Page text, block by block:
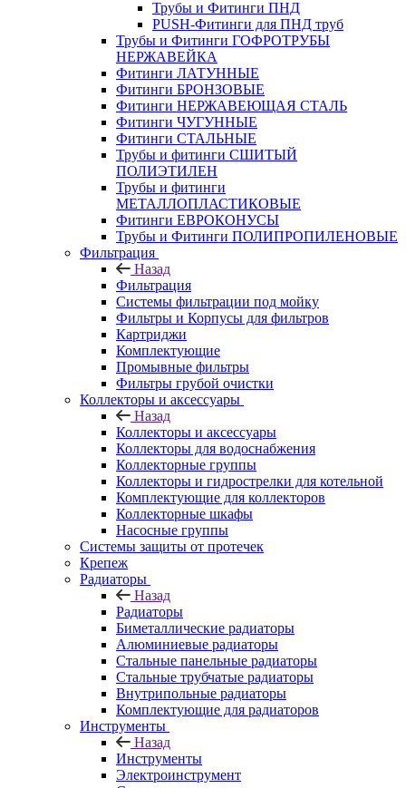
Трубы и Фитинги ПНД
PUSH-Фитинги для ПНД труб
Трубы и Фитинги ГОФРОТРУБЫ
НЕРЖАВЕЙКА
Фитинги ЛАТУННЫЕ
Фитинги БРОНЗОВЫЕ
Фитинги НЕРЖАВЕЮЩАЯ СТАЛЬ
Фитинги ЧУГУННЫЕ
Фитинги СТАЛЬНЫЕ
Трубы и фитинги СШИТЫЙ
ПОЛИЭТИЛЕН
Трубы и фитинги
МЕТАЛЛОПЛАСТИКОВЫЕ
Фитинги ЕВРОКОНУСЫ
Трубы и Фитинги ПОЛИПРОПИЛЕНОВЫЕ
Фильтрация
Назад
Фильтрация
Системы фильтрации под мойку
Фильтры и Корпусы для фильтров
Картриджи
Комплектующие
Промывные фильтры
Фильтры грубой очистки
Коллекторы и аксессуары
Назад
Коллекторы и аксессуары
Коллекторы для водоснабжения
Коллекторные группы
Коллекторы и гидрострелки для котельной
Комплектующие для коллекторов
Коллекторные шкафы
Насосные группы
Системы защиты от протечек
Крепеж
Радиаторы
Назад
Радиаторы
Биметаллические радиаторы
Алюминиевые радиаторы
Стальные панельные радиаторы
Стальные трубчатые радиаторы
Внутрипольные радиаторы
Комплектующие для радиаторов
Инструменты
Назад
Инструменты
Электроинструмент